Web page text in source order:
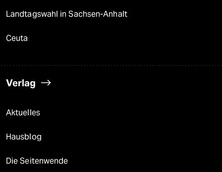
Landtagswahl in Sachsen-Anhalt
Ceuta
Verlag
Aktuelles
Hausblog
Die Seitenwende